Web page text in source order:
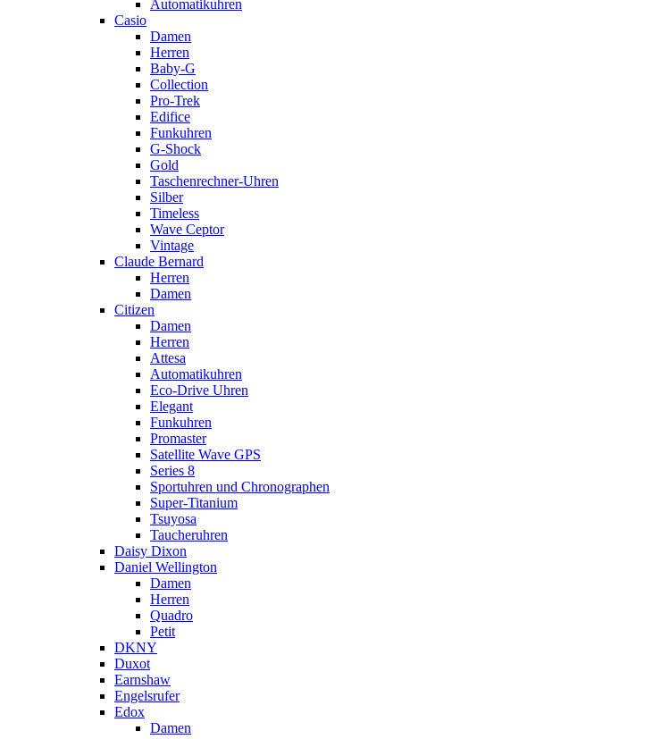
Automatikuhren
Casio
Damen
Herren
Baby-G
Collection
Pro-Trek
Edifice
Funkuhren
G-Shock
Gold
Taschenrechner-Uhren
Silber
Timeless
Wave Ceptor
Vintage
Claude Bernard
Herren
Damen
Citizen
Damen
Herren
Attesa
Automatikuhren
Eco-Drive Uhren
Elegant
Funkuhren
Promaster
Satellite Wave GPS
Series 8
Sportuhren und Chronographen
Super-Titanium
Tsuyosa
Taucheruhren
Daisy Dixon
Daniel Wellington
Damen
Herren
Quadro
Petit
DKNY
Duxot
Earnshaw
Engelsrufer
Edox
Damen